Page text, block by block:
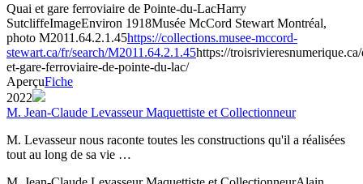
Quai et gare ferroviaire de Pointe-du-LacHarry
SutcliffeImageEnviron 1918Musée McCord Stewart Montréal,
photo M2011.64.2.1.45https://collections.musee-mccord-
stewart.ca/fr/search/M2011.64.2.1.45https://
et-gare-ferroviaire-de-pointe-du-lac/
AperçuFiche
2022
M. Jean-Claude Levasseur Maquettiste et Collectionneur
M. Levasseur nous raconte toutes les constructions qu'il a réalisées
tout au long de sa vie …